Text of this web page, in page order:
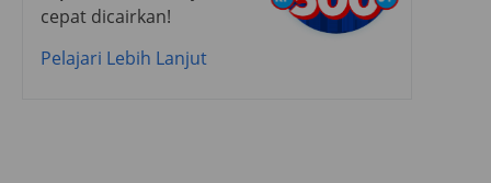
cepat dicairkan!
Pelajari Lebih Lanjut